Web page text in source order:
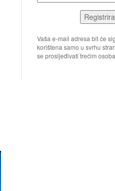
Vaša e-mail adresa bit će
korištena samo u svrhu
se prosljeđivati trećim